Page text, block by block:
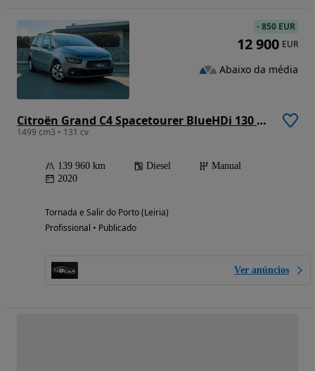
Citroën Grand C4 Spacetourer BlueHDi 130 Stop&Start FEEL
1499 cm3 • 131 cv
139 960 km Diesel
Manual
2020
Tornada e Salir do Porto (Leiria)
Profissional • Publicado
Ver anúncios
-850 EUR
12 900 EUR
Abaixo da média